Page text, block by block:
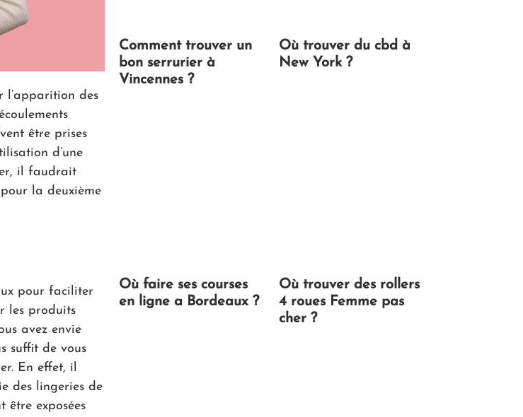
l’apparition des
être prises
d’une
il faudrait
la deuxième
pour faciliter
les produits
avez envie
suffit de vous
En effet, il
des lingeries de
être exposées
Comment trouver un
bon serrurier à
Vincennes ?
Où trouver du cbd à
New York ?
Où faire ses courses
en ligne a Bordeaux ?
Où trouver des rollers
4 roues Femme pas
cher ?